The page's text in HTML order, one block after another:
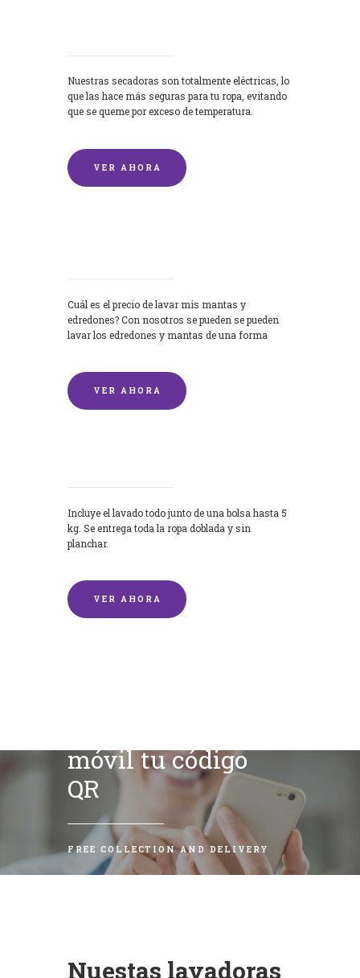
Nuestras secadoras son totalmente eléctricas, lo
que las hace más seguras para tu ropa, evitando
que se queme por exceso de temperatura.
VER AHORA
Cuál es el precio de lavar mis mantas y
edredones? Con nosotros se pueden se pueden
lavar los edredones y mantas de una forma
VER AHORA
Incluye el lavado todo junto de una bolsa hasta 5
kg. Se entrega toda la ropa doblada y sin
planchar.
VER AHORA
móvil tu código
QR
FREE COLLECTION AND DELIVERY
Nuestas lavadoras